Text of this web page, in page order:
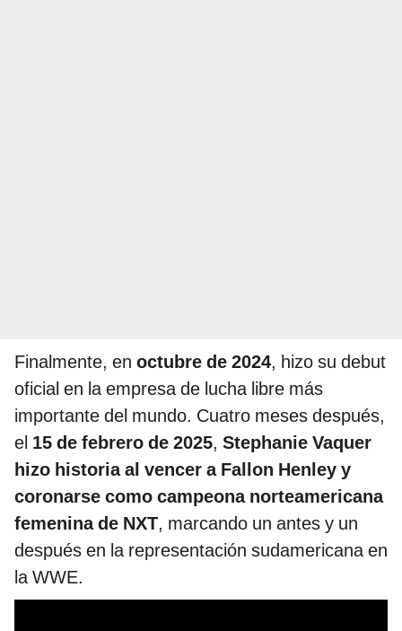
Finalmente, en octubre de 2024, hizo su debut
oficial en la empresa de lucha libre más
importante del mundo. Cuatro meses después,
el 15 de febrero de 2025, Stephanie Vaquer
hizo historia al vencer a Fallon Henley y
coronarse como campeona norteamericana
femenina de NXT, marcando un antes y un
después en la representación sudamericana en
la WWE.